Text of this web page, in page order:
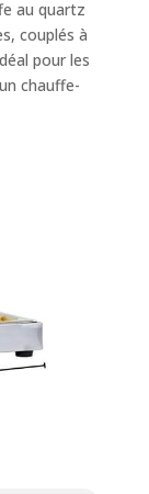
au quartz
couplés à
pour les
chauffe-